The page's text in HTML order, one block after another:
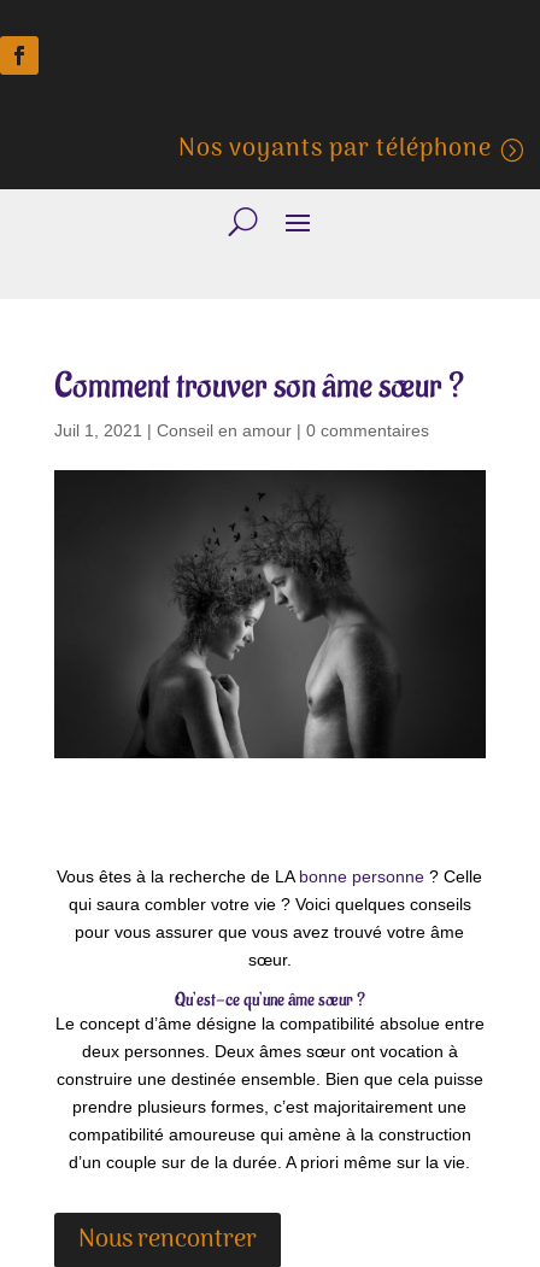
Nos voyants par téléphone
Comment trouver son âme sœur ?
Juil 1, 2021 | Conseil en amour| 0 commentaires
Vous êtes à la recherche de LA bonne personne ? Celle
qui saura combler votre vie ? Voici quelques conseils
pour vous assurer que vous avez trouvé votre âme
sœur.
Qu’est-ce qu’une âme sœur ?
Le concept d’âme désigne la compatibilité absolue entre
deux personnes. Deux âmes sœur ont vocation à
construire une destinée ensemble. Bien que cela puisse
prendre plusieurs formes, c’est majoritairement une
compatibilité amoureuse qui amène à la construction
d’un couple sur de la durée. A priori même sur la vie.
Nous rencontrer